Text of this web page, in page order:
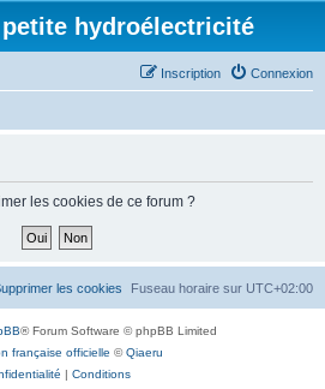
hydroélectricité
Connexion
Inscription
les cookies de ce forum ?
Fuseau horaire sur UTC+02:00
les cookies
® Forum Software © phpBB Limited
française officielle ©Qiaeru
| Conditions